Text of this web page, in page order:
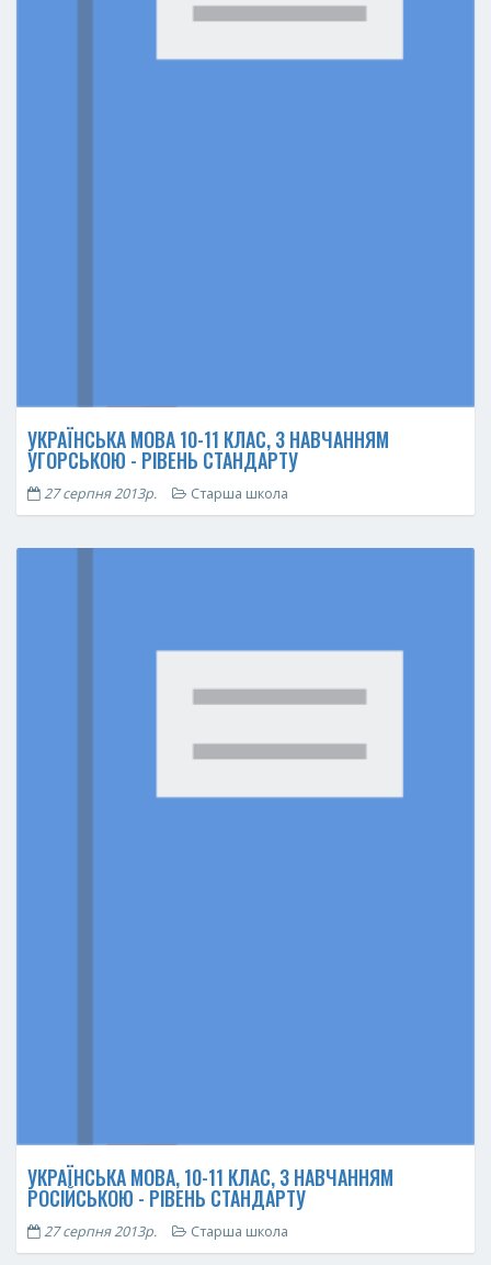
УКРАЇНСЬКА МОВА 10-11 КЛАС, З НАВЧАННЯМ
УГОРСЬКОЮ - РІВЕНЬ СТАНДАРТУ
27 серпня 2013р. Старша школа
УКРАЇНСЬКА МОВА, 10-11 КЛАС, З НАВЧАННЯМ
РОСІЙСЬКОЮ - РІВЕНЬ СТАНДАРТУ
27 серпня 2013р. Старша школа